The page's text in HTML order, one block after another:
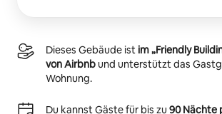
Dieses Gebäude istim „Friendly
von Airbnbund unterstützt das
Wohnung.
Du kannst Gäste für bis zu 90 Nächte